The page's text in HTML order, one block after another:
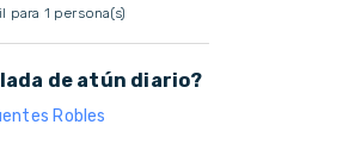
para 1 persona(s)
de atún diario?
Robles